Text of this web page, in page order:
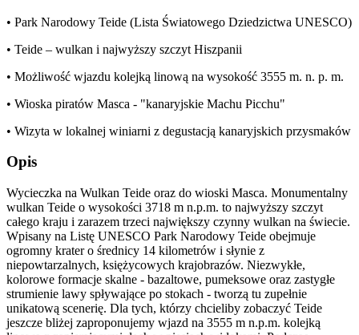
• Park Narodowy Teide (Lista Światowego Dziedzictwa UNESCO)
• Teide – wulkan i najwyższy szczyt Hiszpanii
• Możliwość wjazdu kolejką linową na wysokość 3555 m. n. p. m.
• Wioska piratów Masca - "kanaryjskie Machu Picchu"
• Wizyta w lokalnej winiarni z degustacją kanaryjskich przysmaków
Opis
Wycieczka na Wulkan Teide oraz do wioski Masca. Monumentalny
wulkan Teide o wysokości 3718 m n.p.m. to najwyższy szczyt
całego kraju i zarazem trzeci największy czynny wulkan na świecie.
Wpisany na Listę UNESCO Park Narodowy Teide obejmuje
ogromny krater o średnicy 14 kilometrów i słynie z
niepowtarzalnych, księżycowych krajobrazów. Niezwykłe,
kolorowe formacje skalne - bazaltowe, pumeksowe oraz zastygłe
strumienie lawy spływające po stokach - tworzą tu zupełnie
unikatową scenerię. Dla tych, którzy chcieliby zobaczyć Teide
jeszcze bliżej zaproponujemy wjazd na 3555 m n.p.m. kolejką